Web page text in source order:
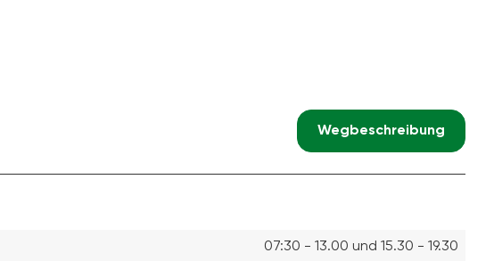
Wegbeschreibung
07:30 - 13.00 und 15.30 - 19.30